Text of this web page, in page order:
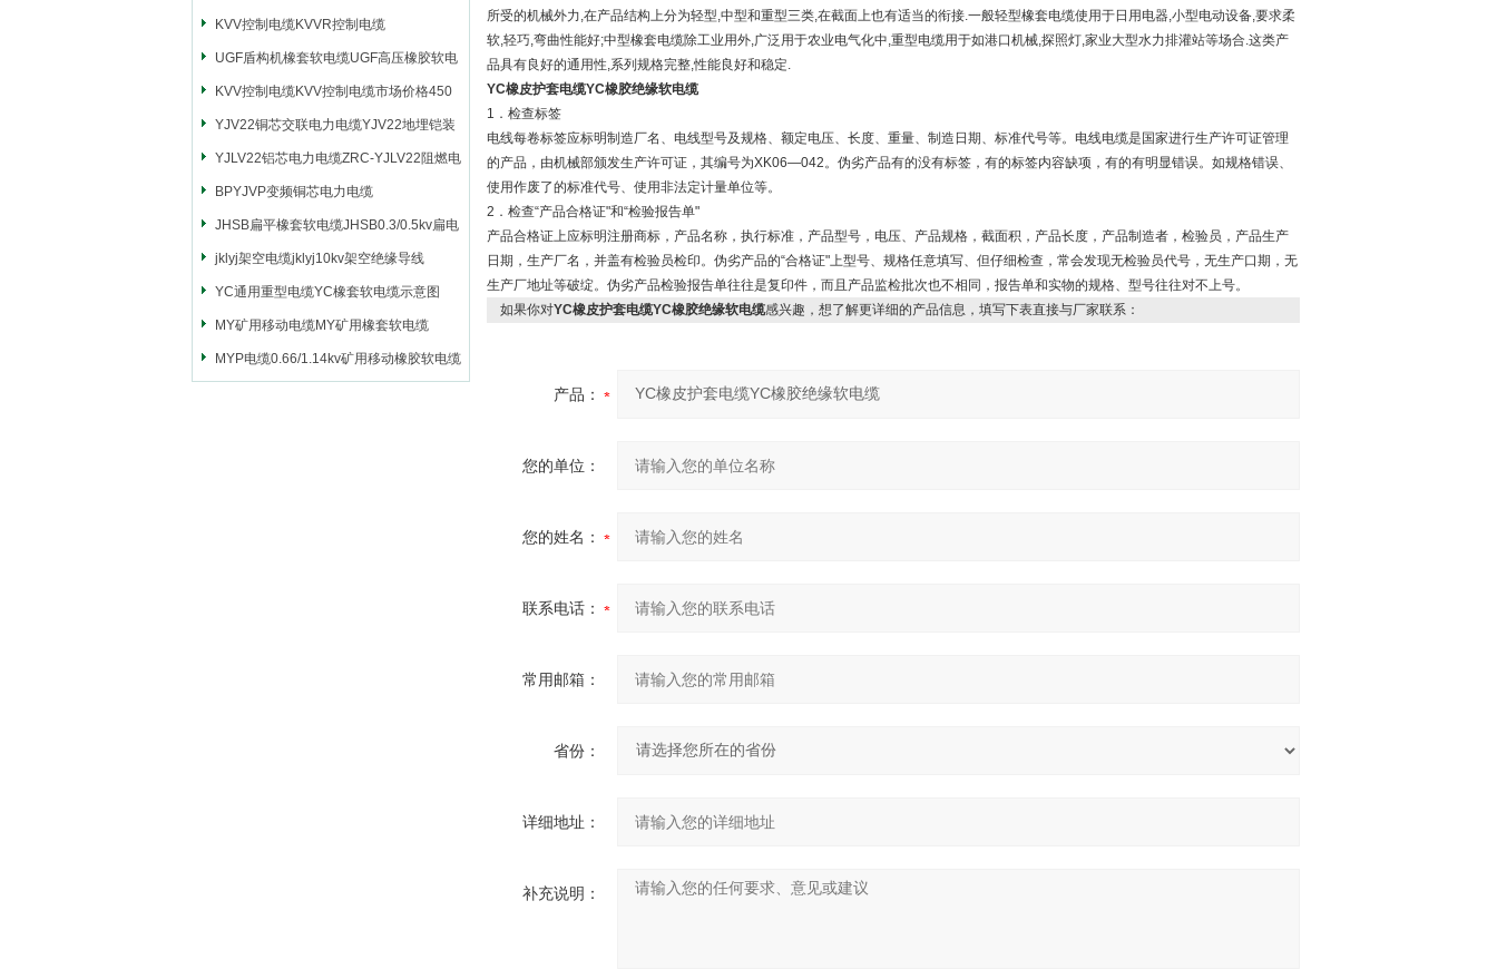
KVV控制电缆KVVR控制电缆
UGF盾构机橡套软电缆UGF高压橡胶软电
缆
KVV控制电缆KVV控制电缆市场价格450
YJV22铜芯交联电力电缆YJV22地埋铠装
电源电缆
YJLV22铝芯电力电缆ZRC-YJLV22阻燃电
力电缆
BPYJVP变频铜芯电力电缆
JHSB扁平橡套软电缆JHSB0.3/0.5kv扁电
缆
jklyj架空电缆jklyj10kv架空绝缘导线
YC通用重型电缆YC橡套软电缆示意图
MY矿用移动电缆MY矿用橡套软电缆
MYP电缆0.66/1.14kv矿用移动橡胶软电缆
所受的机械外力,在产品结构上分为轻型,中型和重型三类,在截面上也有适当的衔接.一般轻型橡套电缆使用于日用电器,小型电动设备,要求柔
软,轻巧,弯曲性能好;中型橡套电缆除工业用外,广泛用于农业电气化中,重型电缆用于如港口机械,探照灯,家业大型水力排灌站等场合.这类产
品具有良好的通用性,系列规格完整,性能良好和稳定.
YC橡皮护套电缆YC橡胶绝缘软电缆
1．检查标签
电线每卷标签应标明制造厂名、电线型号及规格、额定电压、长度、重量、制造日期、标准代号等。电线电缆是国家进行生产许可证管理
的产品，由机械部颁发生产许可证，其编号为XK06—042。伪劣产品有的没有标签，有的标签内容缺项，有的有明显错误。如规格错误、
使用作废了的标准代号、使用非法定计量单位等。
2．检查“产品合格证"和“检验报告单"
产品合格证上应标明注册商标，产品名称，执行标准，产品型号，电压、产品规格，截面积，产品长度，产品制造者，检验员，产品生产
日期，生产厂名，并盖有检验员检印。伪劣产品的“合格证"上型号、规格任意填写、但仔细检查，常会发现无检验员代号，无生产口期，无
生产厂地址等破绽。伪劣产品检验报告单往往是复印件，而且产品监检批次也不相同，报告单和实物的规格、型号往往对不上号。
如果你对YC橡皮护套电缆YC橡胶绝缘软电缆感兴趣，想了解更详细的产品信息，填写下表直接与厂家联系：
产品：
您的单位：
您的姓名：
联系电话：
常用邮箱：
省份：
详细地址：
补充说明：